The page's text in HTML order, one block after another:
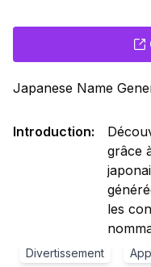
Japanese Name
Introduction:
grâce
les
Divertissement